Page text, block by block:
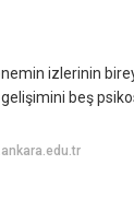
izlerinin
beş